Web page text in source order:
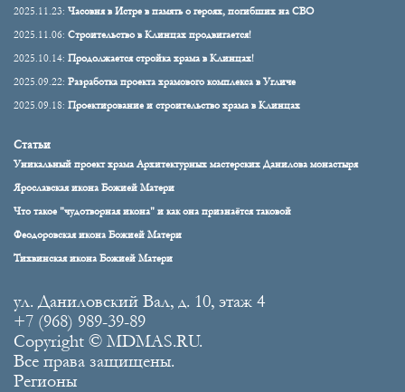
2025.11.23: Часовня в Истре в память о героях, погибших на СВО
2025.11.06: Строительство в Клинцах продвигается!
2025.10.14: Продолжается стройка храма в Клинцах!
2025.09.22: Разработка проекта храмового комплекса в Угличе
2025.09.18: Проектирование и строительство храма в Клинцах
Статьи
Уникальный проект храма Архитектурных мастерских Данилова монастыря
Ярославская икона Божией Матери
Что такое "чудотворная икона" и как она признаётся таковой
Феодоровская икона Божией Матери
Тихвинская икона Божией Матери
ул. Даниловский Вал, д. 10, этаж 4
+7 (968) 989-39-89
Copyright © MDMAS.RU.
Все права защищены.
Регионы